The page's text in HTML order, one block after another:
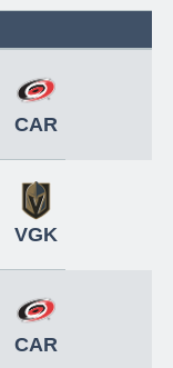
CAR
VGK
CAR